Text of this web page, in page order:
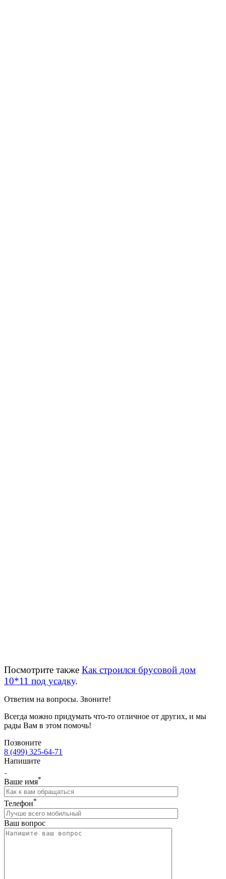
Посмотрите также Как строился брусовой дом
10*11 под усадку.
Ответим на вопросы. Звоните!
Всегда можно придумать что-то отличное от других, и мы
рады Вам в этом помочь!
Позвоните
8 (499) 325-64-71
Напишите
Ваше имя*
Телефон*
Ваш вопрос